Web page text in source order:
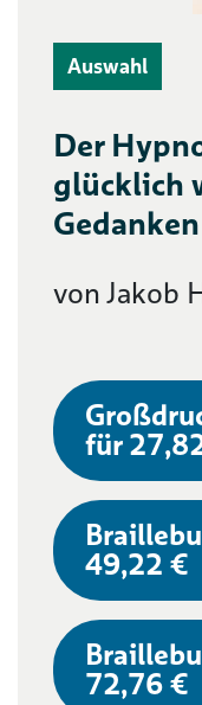
Auswahl
Der
glücklich
von Jakob
für
49,22 €
72,76 €